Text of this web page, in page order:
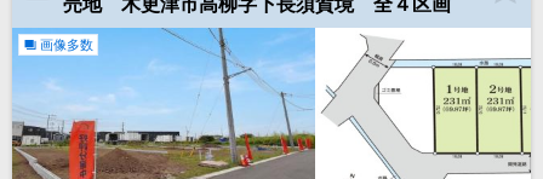
売地 木更津市高柳字下長須賀境 全４区画
画像多数